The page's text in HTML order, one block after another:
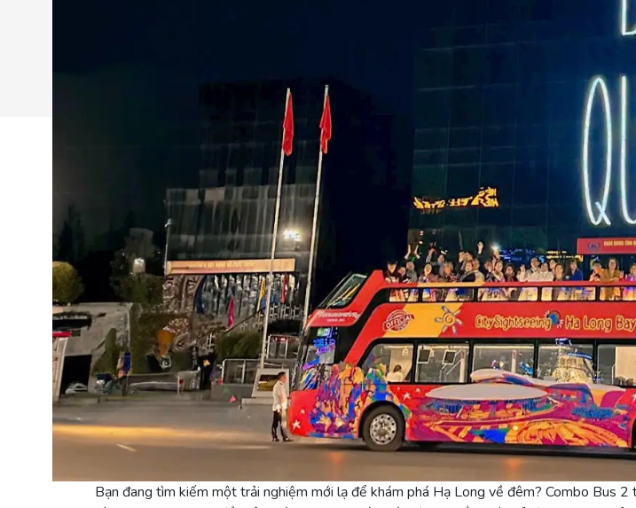
Bạn đang tìm kiếm một trải nghiệm mới lạ để khám phá Hạ Long về đêm? Combo Bus